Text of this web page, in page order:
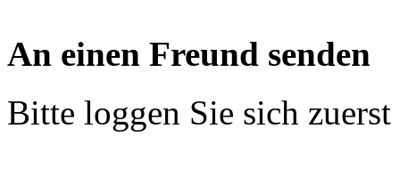
An einen Freund senden
Bitte loggen Sie sich